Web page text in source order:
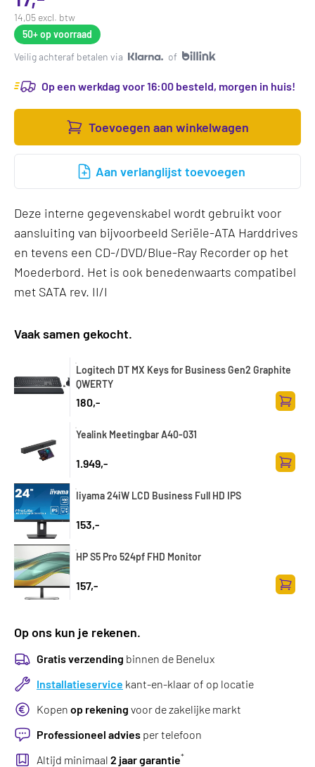
14,05 excl. btw
50+op voorraad
Veilig achteraf betalen via
of
Op een werkdag voor 16:00 besteld, morgen in huis!
Toevoegen aan winkelwagen
Aan verlanglijst toevoegen
Deze interne gegevenskabel wordt gebruikt voor
aansluiting van bijvoorbeeld Seriële-ATA Harddrives
en tevens een CD-/DVD/Blue-Ray Recorder op het
Moederbord. Het is ook benedenwaarts compatibel
met SATA rev. II/I
Vaak samen gekocht.
Logitech DT MX Keys for Business Gen2 Graphite
QWERTY
180,-
Yealink Meetingbar A40-031
1.949,-
Iiyama 24iW LCD Business Full HD IPS
153,-
HP S5 Pro 524pf FHD Monitor
157,-
Op ons kun je rekenen.
Gratis verzending binnen de Benelux
Installatieservice kant-en-klaar of op locatie
Kopen op rekening voor de zakelijke markt
Professioneel advies per telefoon
Altijd minimaal 2 jaar garantie*